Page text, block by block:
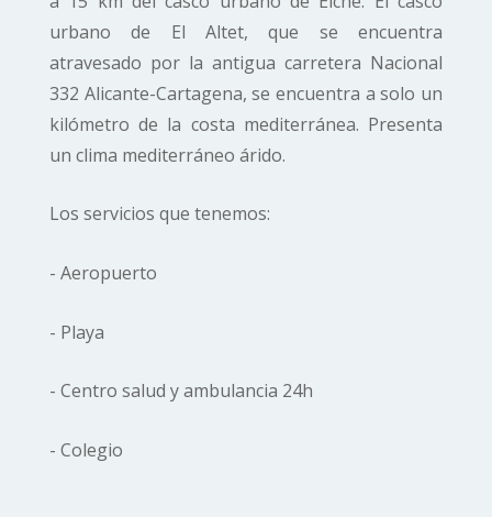
urbano de El Altet, que se encuentra
atravesado por la antigua carretera Nacional
332 Alicante-Cartagena, se encuentra a solo un
kilómetro de la costa mediterránea. Presenta
un clima mediterráneo árido.
Los servicios que tenemos:
- Aeropuerto
- Playa
- Centro salud y ambulancia 24h
- Colegio